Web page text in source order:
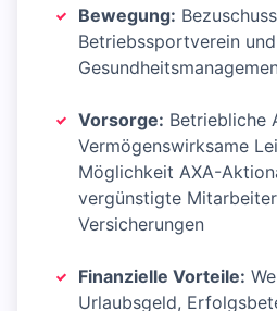
Bewegung:
Betriebssportverein
Vorsorge: Betriebliche
Vermögenswirksame
Möglichkeit AXA-
vergünstigte
Versicherungen
Finanzielle Vorteile:
Urlaubsgeld,